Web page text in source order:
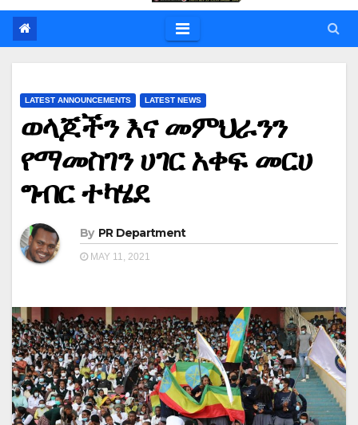
LATEST ANNOUNCEMENTS LATEST NEWS
ወላጆችን እና መምህራንን
የማመስገን ሀገር አቀፍ መርሀ
ግብር ተካሄደ
By PR Department
MAY 11, 2021